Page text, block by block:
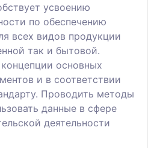
усвоению
по обеспечению
всех видов продукции
так и бытовой.
основных
и в соответствии
Проводить методы
данные в сфере
деятельности